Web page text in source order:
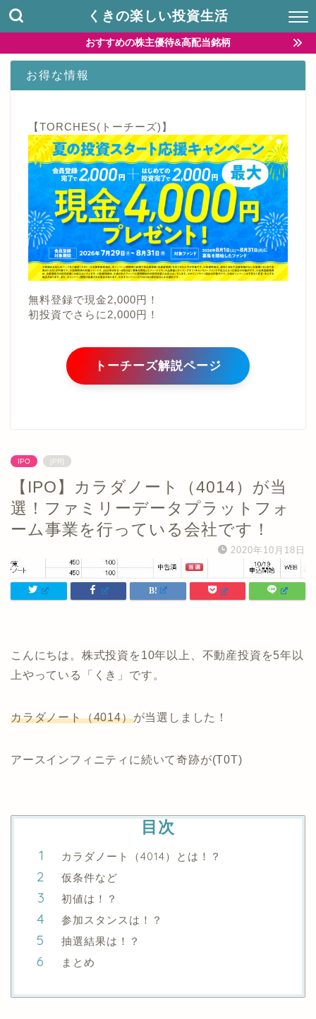
くきの楽しい投資生活
おすすめの株主優待&高配当銘柄
お得な情報
【TORCHES(トーチーズ)】
無料登録で現金2,000円！
初投資でさらに2,000円！
トーチーズ解説ページ
IPO [PR]
【IPO】カラダノート（4014）が当
選！ファミリーデータプラットフォ
ーム事業を行っている会社です！
2020年10月18日
こんにちは。株式投資を10年以上、不動産投資を5年以
上やっている「くき」です。
カラダノート（4014）が当選しました！
アースインフィニティに続いて奇跡が(T0T)
目次
カラダノート（4014）とは！？
仮条件など
初値は！？
参加スタンスは！？
抽選結果は！？
まとめ